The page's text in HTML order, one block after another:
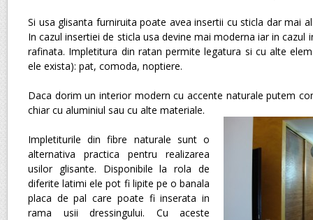
Si usa glisanta furniruita poate avea insertii cu sticla dar mai
In cazul insertiei de sticla usa devine mai moderna iar in cazul
rafinata. Impletitura din ratan permite legatura si cu alte
ele exista): pat, comoda, noptiere.
Daca dorim un interior modern cu accente naturale putem
chiar cu aluminiul sau cu alte materiale.
Impletiturile din fibre naturale sunt o
alternativa practica pentru realizarea
usilor glisante. Disponibile la rola de
diferite latimi ele pot fi lipite pe o banala
placa de pal care poate fi inserata in
rama usii dressingului. Cu aceste